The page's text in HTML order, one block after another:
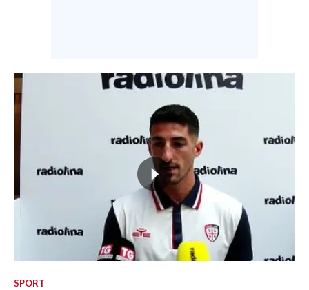
SPORT